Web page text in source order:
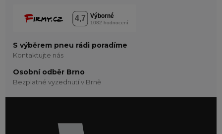
S výběrem pneu rádi poradíme
Kontaktujte nás
Osobní odběr Brno
Bezplatné vyzednutí v Brně